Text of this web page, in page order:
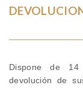
Dispone de 14
devolución de